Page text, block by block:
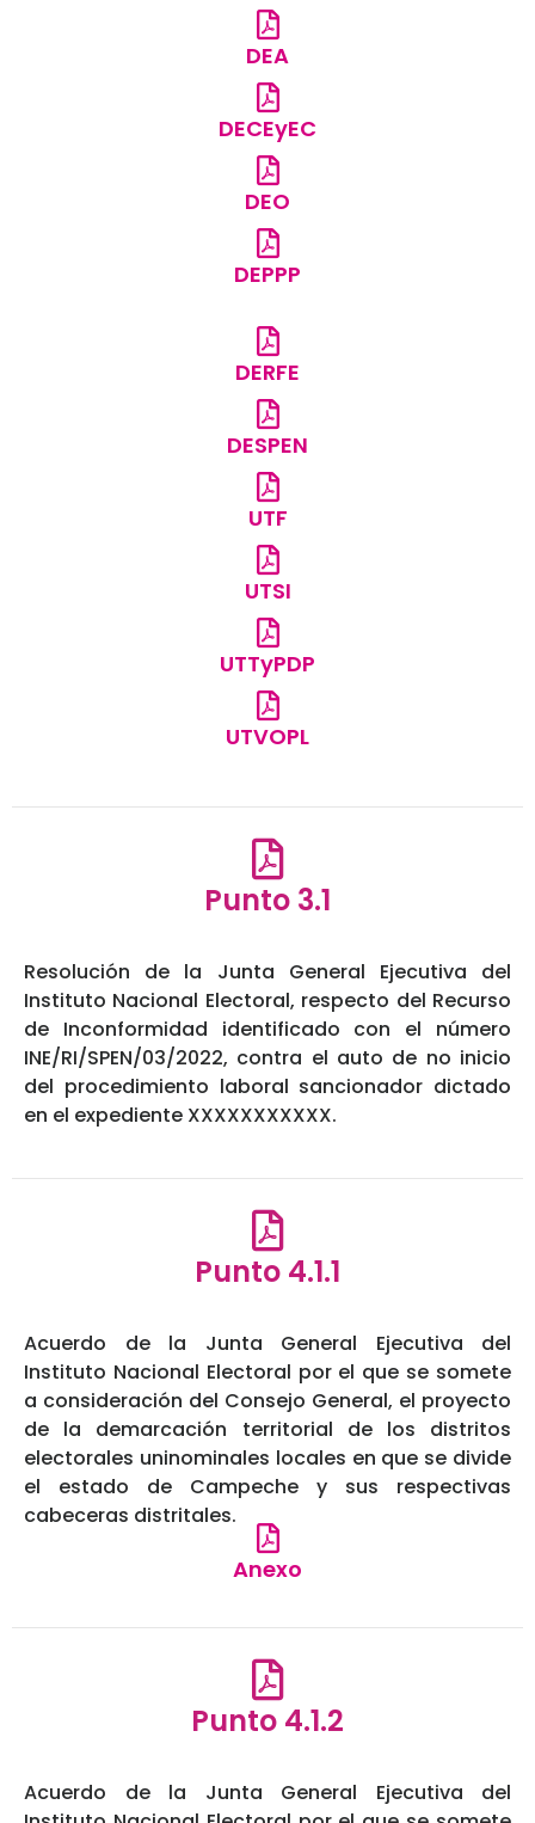
DEA
DECEyEC
DEO
DEPPP
DERFE
DESPEN
UTF
UTSI
UTTyPDP
UTVOPL
Punto 3.1
Resolución de la Junta General Ejecutiva del
Instituto Nacional Electoral, respecto del Recurso
de Inconformidad identificado con el número
INE/RI/SPEN/03/2022, contra el auto de no inicio
del procedimiento laboral sancionador dictado
en el expediente XXXXXXXXXXX.
Punto 4.1.1
Acuerdo de la Junta General Ejecutiva del
Instituto Nacional Electoral por el que se somete
a consideración del Consejo General, el proyecto
de la demarcación territorial de los distritos
electorales uninominales locales en que se divide
el estado de Campeche y sus respectivas
cabeceras distritales.
Anexo
Punto 4.1.2
Acuerdo de la Junta General Ejecutiva del